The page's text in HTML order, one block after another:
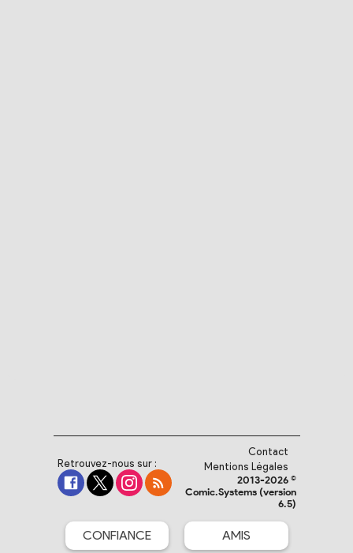
Retrouvez-nous sur :
Contact
Mentions Légales
2013-2026 ©
Comic.Systems (version
6.5)
CONFIANCE AMIS